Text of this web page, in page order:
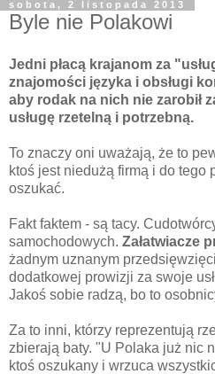
sobota, 2 listopada 2013
Byle nie Polakowi
Jedni płacą krajanom za
znajomości języka i obsługi
aby rodak na nich nie zarobił
usługę rzetelną i potrzebną.
To znaczy oni uważają, że to
ktoś jest niedużą firmą i do tego
oszukać.
Fakt faktem - są tacy.
samochodowych. Załatwiacze
żadnym uznanym
dodatkowej prowizji za swoje
Jakoś sobie radzą, bo to
Za to inni, którzy reprezentują
zbierają baty. "U Polaka już nic
ktoś oszukany i wrzuca